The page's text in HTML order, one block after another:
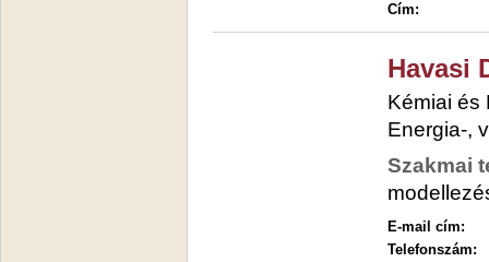
Cím:
Havasi
Kémiai és
Energia-,
Szakmai
E-mail cím:
Telefonszám: